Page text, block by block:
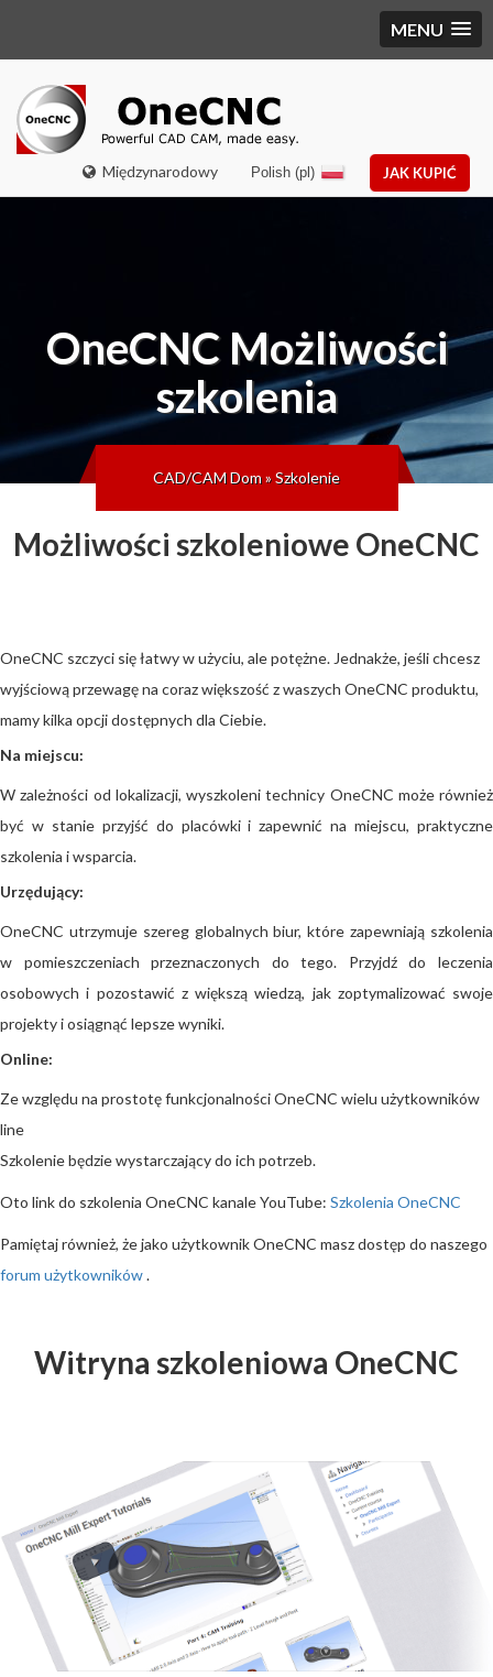
MENU
Międzynarodowy JAK KUPIĆ
Polish (pl)
OneCNCMożliwości
szkolenia
CAD/CAM Dom»Szkolenie
Możliwości szkoleniowe OneCNC
OneCNC szczyci się łatwy w użyciu, ale potężne. Jednakże, jeśli chcesz
wyjściową przewagę na coraz większość z waszych OneCNC produktu,
mamy kilka opcji dostępnych dla Ciebie.
Na miejscu:
W zależności od lokalizacji, wyszkoleni technicy OneCNC może również
być w stanie przyjść do placówki i zapewnić na miejscu, praktyczne
szkolenia i wsparcia.
Urzędujący:
OneCNC utrzymuje szereg globalnych biur, które zapewniają szkolenia
w pomieszczeniach przeznaczonych do tego. Przyjdź do leczenia
osobowych i pozostawić z większą wiedzą, jak zoptymalizować swoje
projekty i osiągnąć lepsze wyniki.
Online:
Ze względu na prostotę funkcjonalności OneCNC wielu użytkowników
line
Szkolenie będzie wystarczający do ich potrzeb.
Oto link do szkolenia OneCNC kanale YouTube: Szkolenia OneCNC
Pamiętaj również, że jako użytkownik OneCNC masz dostęp do naszego
forum użytkowników.
Witryna szkoleniowa OneCNC